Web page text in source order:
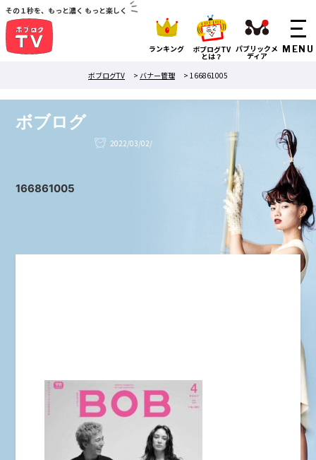
その１秒を、もっと濃く もっと楽しく
ランキング ボブログTV
とは？
パブリックメ
ディア
ボブログTV
> バナー管理 > 166861005
ボブログ
2022/03/02/
166861005